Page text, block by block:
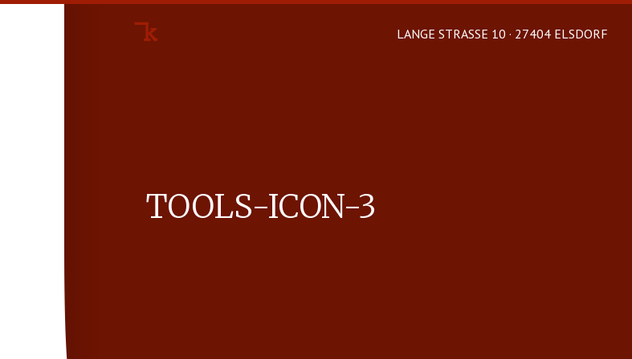
LANGE STRASSE 10 · 27404 ELSDORF
TOOLS-ICON-3